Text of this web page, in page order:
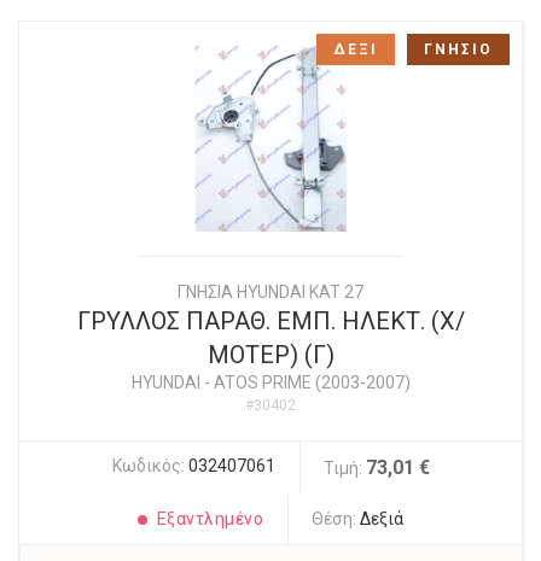
ΓΝΗΣΙΑ HYUNDAI KAT 27
ΓΡΥΛΛΟΣ ΠΑΡΑΘ. ΕΜΠ. ΗΛΕΚΤ. (Χ/
ΜΟΤΕΡ) (Γ)
HYUNDAI - ATOS PRIME (2003-2007)
#30402
Κωδικός: 032407061 Τιμή: 73,01 €
Εξαντλημένο Θέση:Δεξιά
ΔΕΞΙ ΓΝΗΣΙΟ